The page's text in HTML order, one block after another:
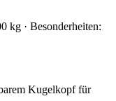
kg · Besonderheiten: